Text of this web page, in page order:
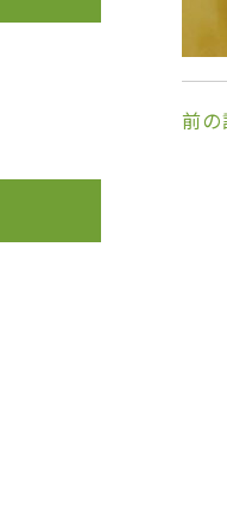
前